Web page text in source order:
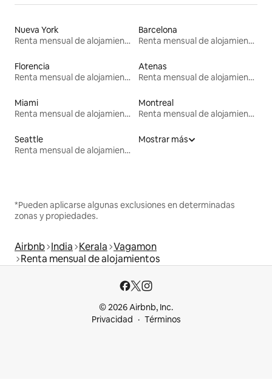
Nueva York
Renta mensual de alojamientos
Barcelona
Renta mensual de alojamientos
Florencia
Renta mensual de alojamientos
Atenas
Renta mensual de alojamientos
Miami
Renta mensual de alojamientos
Montreal
Renta mensual de alojamientos
Seattle
Renta mensual de alojamientos
Mostrar más
*Pueden aplicarse algunas exclusiones en determinadas
zonas y propiedades.
Airbnb India Kerala Vagamon
Renta mensual de alojamientos
© 2026 Airbnb, Inc.
Privacidad
Términos